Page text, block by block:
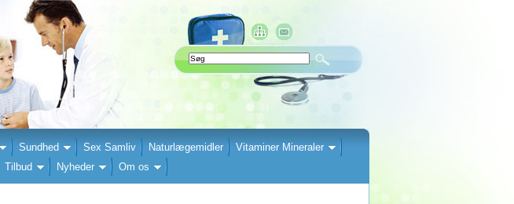
Sundhed Sex Samliv Naturlægemidler
Vitaminer Mineraler
Tilbud Nyheder Om os